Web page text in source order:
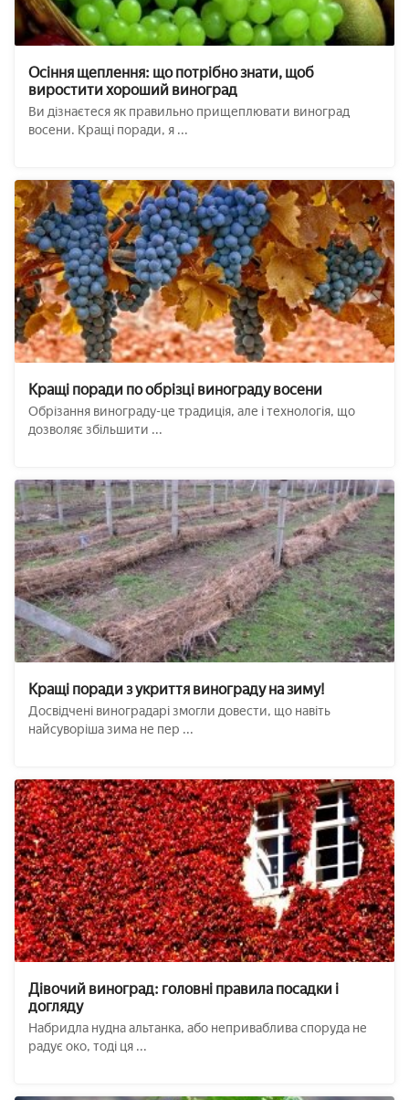
Осіння щеплення: що потрібно знати, щоб
виростити хороший виноград
Ви дізнаєтеся як правильно прищеплювати виноград
восени. Кращі поради, я ...
Кращі поради по обрізці винограду восени
Обрізання винограду-це традиція, але і технологія, що
дозволяє збільшити ...
Кращі поради з укриття винограду на зиму!
Досвідчені виноградарі змогли довести, що навіть
найсуворіша зима не пер ...
Дівочий виноград: головні правила посадки і
догляду
Набридла нудна альтанка, або неприваблива споруда не
радує око, тоді ця ...